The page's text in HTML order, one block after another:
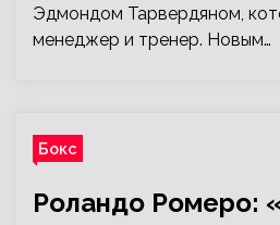
Эдмондом Тарвердяном,
менеджер и тренер. Новым…
Бокс
Роландо Ромеро: